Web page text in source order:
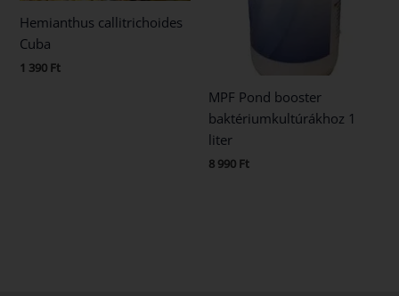
Hemianthus callitrichoides
Cuba
1 390 Ft
MPF Pond booster
baktériumkultúrákhoz 1
liter
8 990 Ft